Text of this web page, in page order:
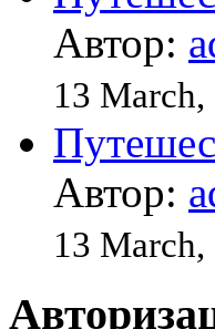
Автор:
13 March,
Автор:
13